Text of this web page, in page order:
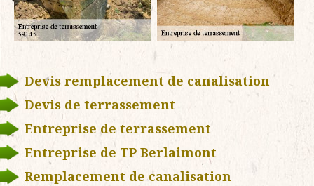
Devis remplacement de canalisation
Devis de terrassement
Entreprise de terrassement
Entreprise de TP Berlaimont
Remplacement de canalisation